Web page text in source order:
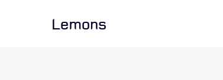
Lemons